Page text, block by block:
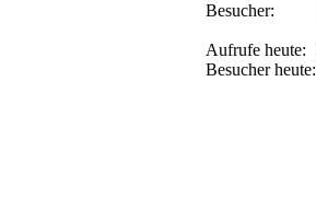
Besucher:
Aufrufe heute:
Besucher heute: